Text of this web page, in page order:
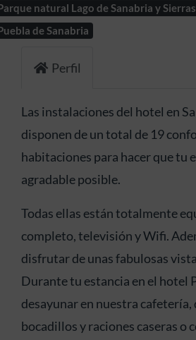
natural Lago de Sanabria y
de Sanabria
Perfil
Las instalaciones del hotel en
disponen de un total de 19
habitaciones para hacer que tu
agradable posible.
Todas ellas están totalmente
completo, televisión y Wifi.
disfrutar de unas fabulosas
Durante tu estancia en el hotel
desayunar en nuestra
bocadillos y raciones caseras o